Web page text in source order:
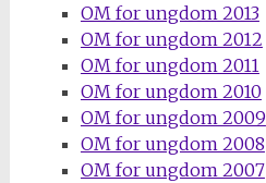
OM for ungdom 2013
OM for ungdom 2012
OM for ungdom 2011
OM for ungdom 2010
OM for ungdom 2009
OM for ungdom 2008
OM for ungdom 2007